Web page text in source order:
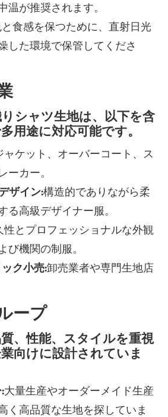
温が推奨されます。
食感を保つために、直射日光
した環境で保管してくださ
シャツ生地は、以下を含
用途に対応可能です。
ャケット、オーバーコート、ス
ーカー。
ザイン:構造的でありながら柔
る高級デザイナー服。
性とプロフェッショナルな外観
び機関の制服。
ク小売:卸売業者や専門生地店
ープ
、性能、スタイルを重視
向けに設計されていま
大量生産やオーダーメイド生産
く高品質な生地を探していま